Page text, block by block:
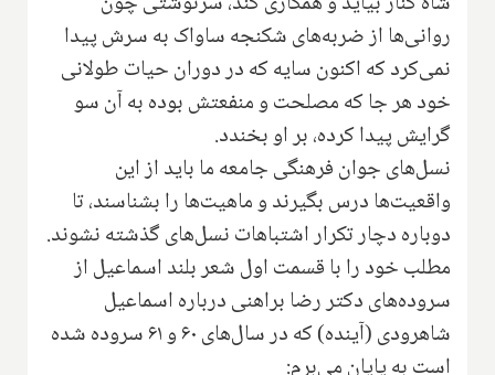
روانی‌ها از ضربه‌های شکنجه ساواک به سرش پیدا
نمی‌کرد که اکنون سایه که در دوران حیات طولانی
خود هر جا که مصلحت و منفعتش بوده به آن سو
گرایش پیدا کرده، بر او بخندد.
نسل‌های جوان فرهنگی جامعه ما باید از این
واقعیت‌ها درس بگیرند و ماهیت‌ها را‌ بشناسند، تا
دوباره دچار تکرار اشتباهات نسل‌های گذشته نشوند.
مطلب خود را با قسمت اول شعر بلند اسماعیل از
سروده‌های دکتر رضا براهنی درباره اسماعیل
شاهرودی (آینده) که در سال‌های ۶۰ و ۶۱ سروده شده